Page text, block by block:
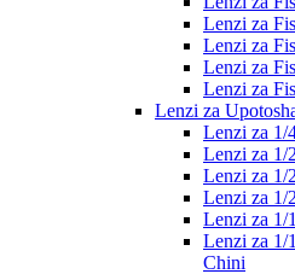
Lenzi za
Lenzi za
Lenzi za
Lenzi za
Lenzi za
Lenzi za 1/
Lenzi za 1/
Lenzi za 1/
Lenzi za 1/
Lenzi za 1/
Lenzi za 1/
Chini